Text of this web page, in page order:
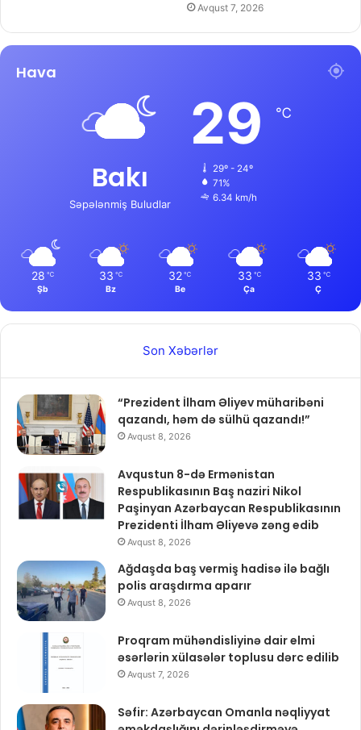
Avqust 7, 2026
Hava
Bakı
Səpələnmiş Buludlar
29 ℃
29º - 24º
71%
6.34 km/h
28 ℃
Şb
33 ℃
Bz
32 ℃
Be
33 ℃
Ça
33 ℃
Ç
Son Xəbərlər
“Prezident İlham Əliyev müharibəni
qazandı, həm də sülhü qazandı!”
Avqust 8, 2026
Avqustun 8-də Ermənistan
Respublikasının Baş naziri Nikol
Paşinyan Azərbaycan Respublikasının
Prezidenti İlham Əliyevə zəng edib
Avqust 8, 2026
Ağdaşda baş vermiş hadisə ilə bağlı
polis araşdırma aparır
Avqust 8, 2026
Proqram mühəndisliyinə dair elmi
əsərlərin xülasələr toplusu dərc edilib
Avqust 7, 2026
Səfir: Azərbaycan Omanla nəqliyyat